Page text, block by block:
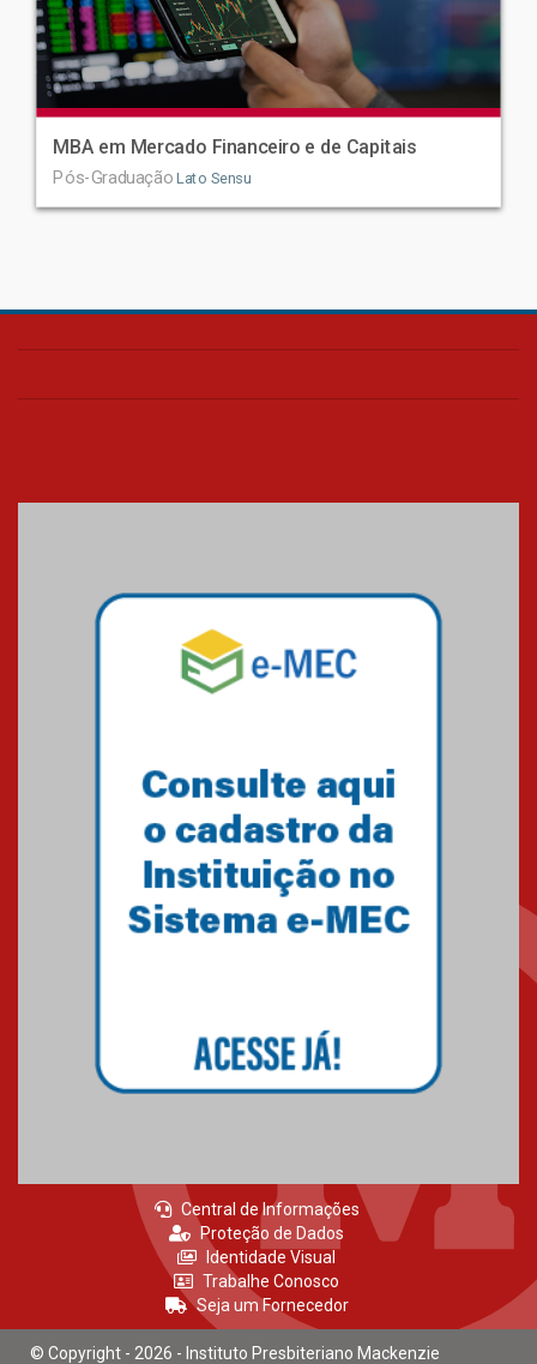
MBA em Mercado Financeiro e de Capitais
Pós-Graduação Lato Sensu
Central de Informações
Proteção de Dados
Identidade Visual
Trabalhe Conosco
Seja um Fornecedor
© Copyright - 2026 - Instituto Presbiteriano Mackenzie